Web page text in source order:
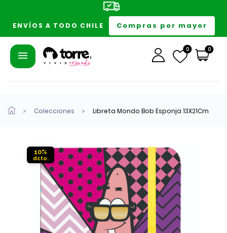
ENVÍOS A TODO CHILE Compras por mayor
0 0
Colecciones Libreta Mondo Bob Esponja 13X21Cm
10%